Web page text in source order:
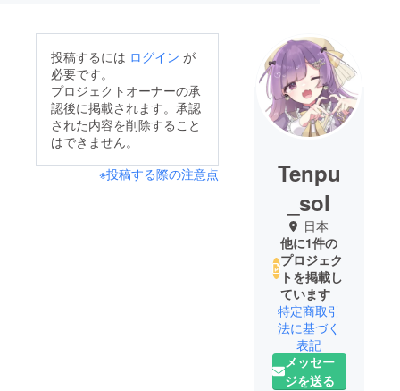
投稿するには ログイン が
必要です。
プロジェクトオーナーの承
認後に掲載されます。承認
された内容を削除すること
はできません。
※投稿する際の注意点
Tenpu
_sol
日本
他に1件の
プロジェク
トを掲載し
ています
特定商取引
法に基づく
表記
メッセー
ジを送る